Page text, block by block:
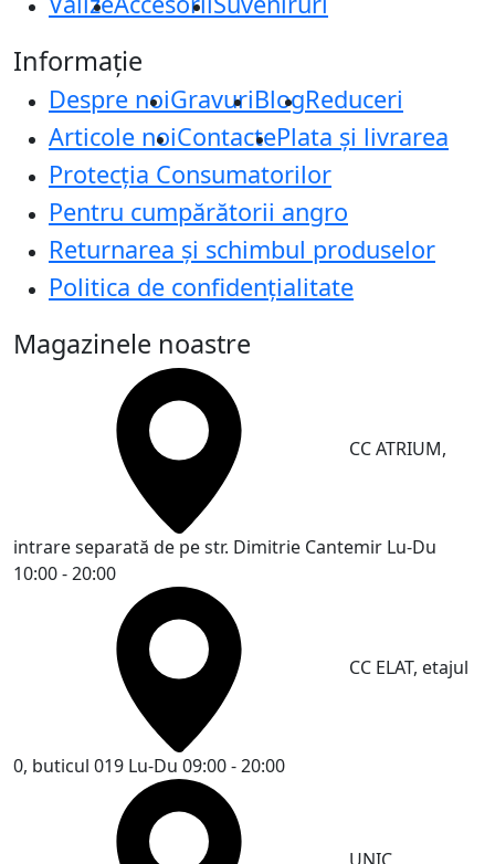
Informație
Despre noiGravuriBlogReduceri
Articole noiContactePlata și livrarea
Protecţia Consumatorilor
Pentru cumpărătorii angro
Returnarea și schimbul produselor
Politica de confidențialitate
Magazinele noastre
CC ATRIUM,
intrare separată de pe str. Dimitrie Cantemir Lu-Du
10:00 - 20:00
CC ELAT, etajul
0, buticul 019 Lu-Du 09:00 - 20:00